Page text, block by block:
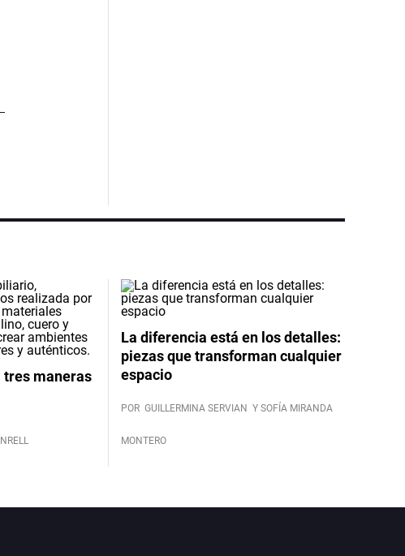
tres maneras
La diferencia está en los detalles:
piezas que transforman cualquier
espacio
POR GUILLERMINA SERVIAN Y SOFÍA MIRANDA
MONTERO